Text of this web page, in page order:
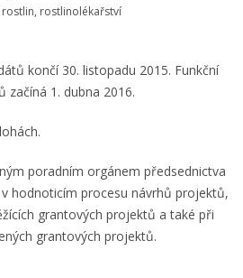
rostlin, rostlinolékařství
končí 30. listopadu 2015. Funkční
začíná 1. dubna 2016.
poradním orgánem předsednictva
hodnoticím procesu návrhů projektů,
grantových projektů a také při
grantových projektů.